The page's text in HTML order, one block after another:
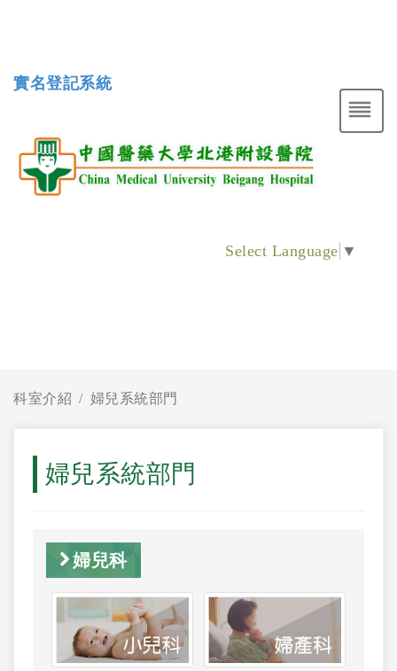
實名登記系統
Select Language ▼
科室介紹 婦兒系統部門
婦兒系統部門
婦兒科